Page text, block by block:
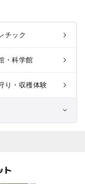
チック
・科学館
り・収穫体験
ト